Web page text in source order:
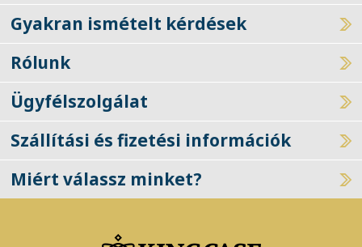
Gyakran ismételt kérdések
Rólunk
Ügyfélszolgálat
Szállítási és fizetési információk
Miért válassz minket?